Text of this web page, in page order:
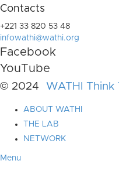
Contacts
+221 33 820 53 48
infowathi@wathi.org
Facebook
YouTube
© 2024 WATHI Think
ABOUT WATHI
THE LAB
NETWORK
Menu